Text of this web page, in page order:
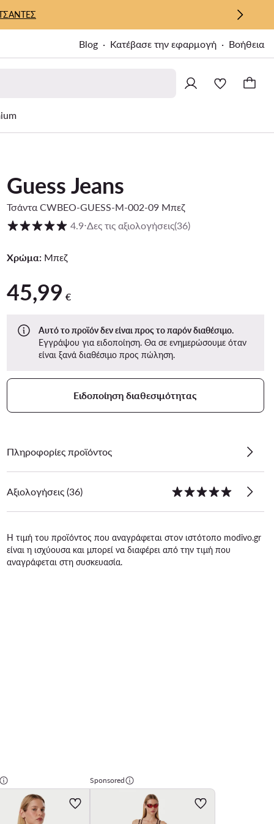
Blog Κατέβασε την εφαρμογή Βοήθεια
Guess Jeans
Τσάντα CWBEO-GUESS-M-002-09 Μπεζ
Βαθμολογία πελατών σε κλίμακα 1 έως 5
4.9⋅Δες τις αξιολογήσεις(36)
Χρώμα:Μπεζ
45,99 €
45,99 €
Αυτό το προϊόν δεν είναι προς το παρόν διαθέσιμο.
Εγγράψου για ειδοποίηση. Θα σε ενημερώσουμε όταν
είναι ξανά διαθέσιμο προς πώληση.
Ειδοποίηση διαθεσιμότητας
Πληροφορίες προϊόντος
Αξιολογήσεις (36)
Η τιμή του προϊόντος που αναγράφεται στον ιστότοπο modivo.gr
είναι η ισχύουσα και μπορεί να διαφέρει από την τιμή που
αναγράφεται στη συσκευασία.
Sponsored